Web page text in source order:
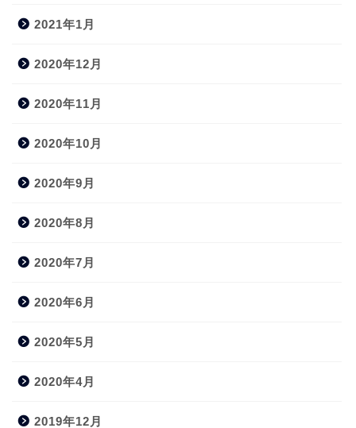
2021年1月
2020年12月
2020年11月
2020年10月
2020年9月
2020年8月
2020年7月
2020年6月
2020年5月
2020年4月
2019年12月